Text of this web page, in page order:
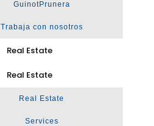
GuinotPrunera
Trabaja con nosotros
Real Estate
Real Estate
Real Estate
Services